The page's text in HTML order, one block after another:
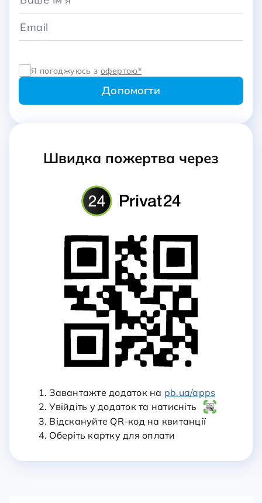
Я погоджуюсь зофертою*
Швидка пожертва через
1. Завантажте додаток на pb.ua/apps
2. Увійдіть у додаток та натисніть
3. Відскануйте QR-код на квитанції
4. Оберіть картку для оплати